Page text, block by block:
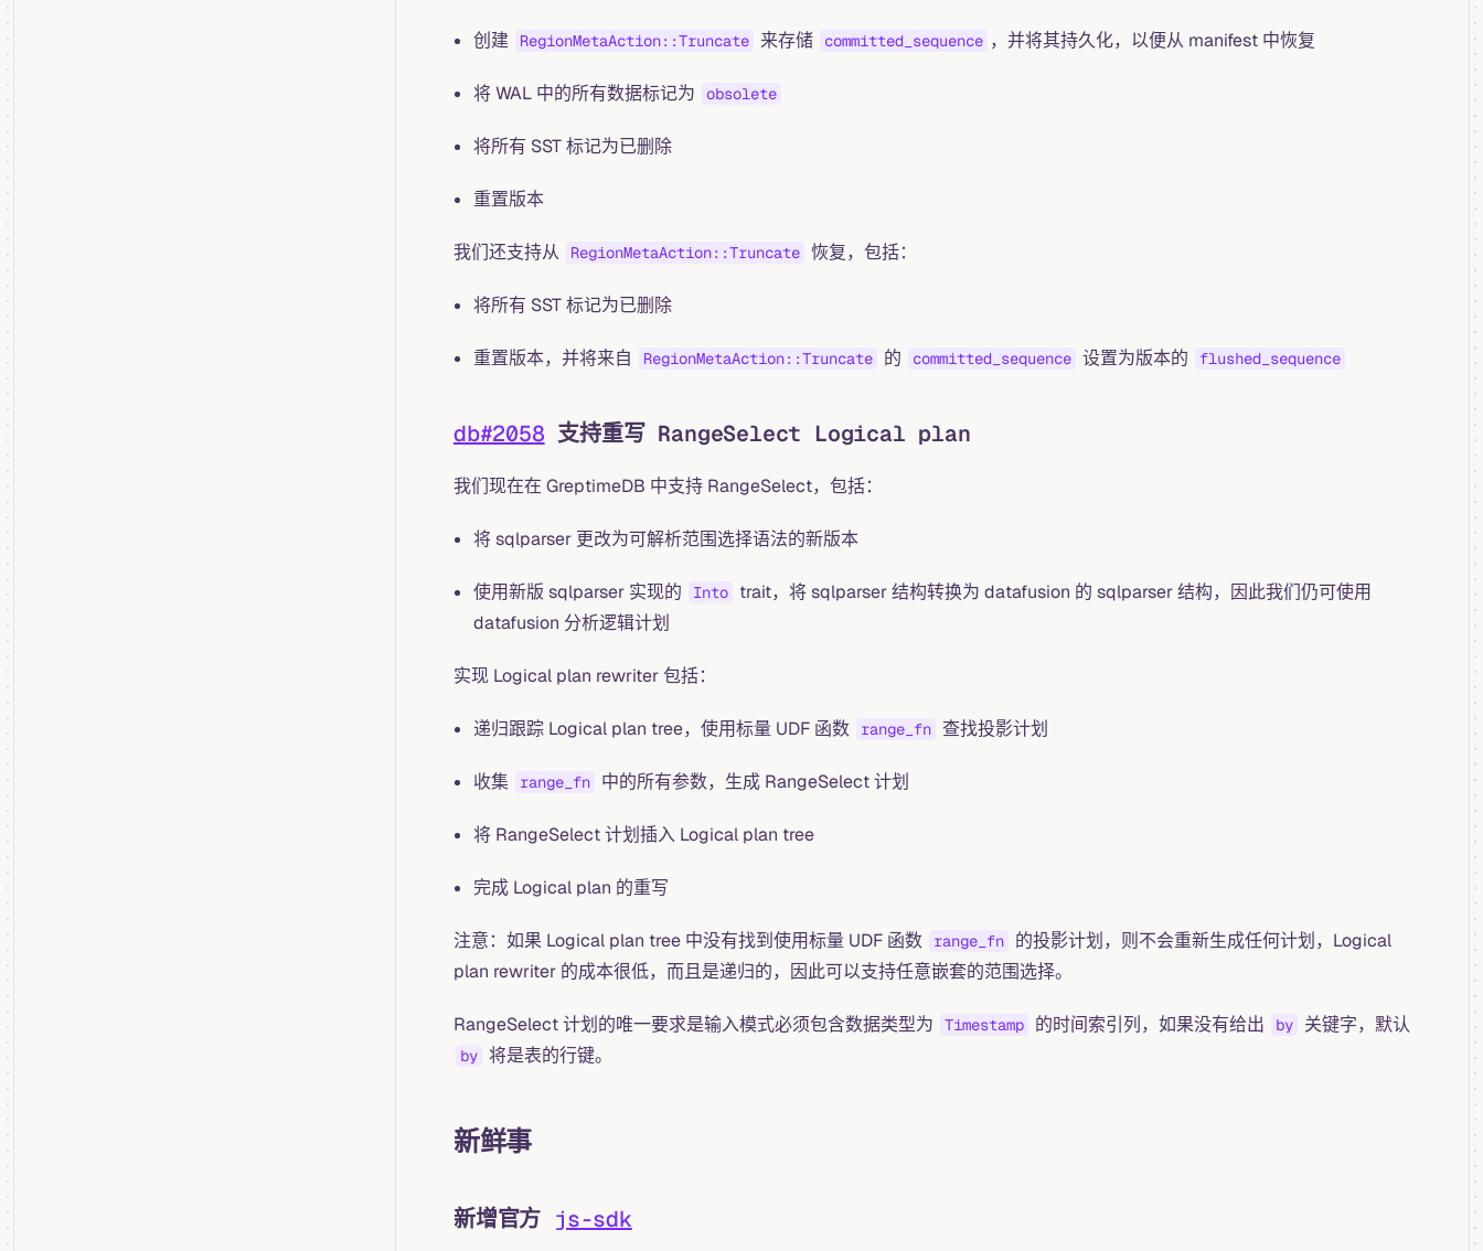
创建 RegionMetaAction::Truncate 来存储 committed_sequence ，并将其持久化，以便从 manifest 中恢复
将 WAL 中的所有数据标记为 obsolete
将所有 SST 标记为已删除
重置版本
我们还支持从 RegionMetaAction::Truncate 恢复，包括：
将所有 SST 标记为已删除
重置版本，并将来自 RegionMetaAction::Truncate 的 committed_sequence 设置为版本的 flushed_sequence
db#2058 支持重写 RangeSelect Logical plan
我们现在在 GreptimeDB 中支持 RangeSelect，包括：
将 sqlparser 更改为可解析范围选择语法的新版本
使用新版 sqlparser 实现的 Into
trait，将 sqlparser 结构转换为 datafusion 的 sqlparser 结构，因此我们仍可使用
datafusion 分析逻辑计划
实现 Logical plan rewriter 包括：
递归跟踪 Logical plan tree，使用标量 UDF 函数 range_fn 查找投影计划
收集 range_fn 中的所有参数，生成 RangeSelect 计划
将 RangeSelect 计划插入 Logical plan tree
完成 Logical plan 的重写
注意：如果 Logical plan tree 中没有找到使用标量 UDF 函数 range_fn
的投影计划，则不会重新生成任何计划，Logical
plan rewriter 的成本很低，而且是递归的，因此可以支持任意嵌套的范围选择。
RangeSelect 计划的唯一要求是输入模式必须包含数据类型为 Timestamp 的时间索引列，如果没有给出 by 关键字，默认
by 将是表的行键。
新鲜事
新增官方 js-sdk